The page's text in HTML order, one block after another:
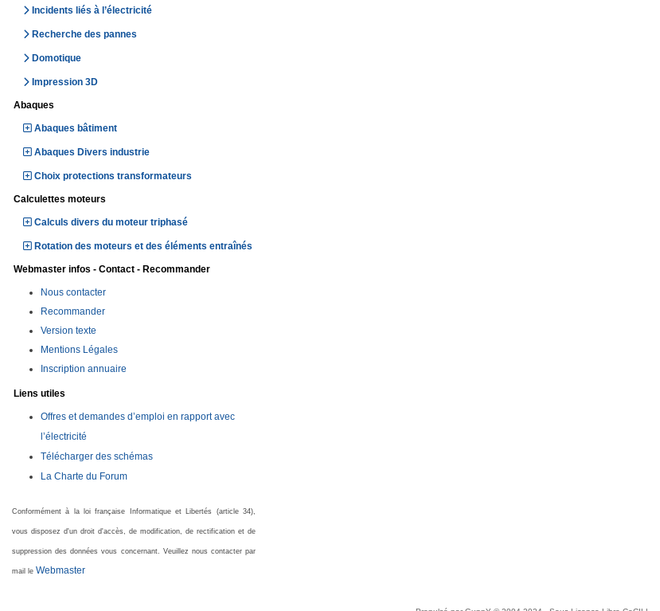
Incidents liés à l’électricité
Recherche des pannes
Domotique
Impression 3D
Abaques
Abaques bâtiment
Abaques Divers industrie
Choix protections transformateurs
Calculettes moteurs
Calculs divers du moteur triphasé
Rotation des moteurs et des éléments entraînés
Webmaster infos - Contact - Recommander
Nous contacter
Recommander
Version texte
Mentions Légales
Inscription annuaire
Liens utiles
Offres et demandes d’emploi en rapport avec
l’électricité
Télécharger des schémas
La Charte du Forum
Conformément à la loi française Informatique et Libertés (article 34),
vous disposez d'un droit d'accès, de modification, de rectification et de
suppression des données vous concernant. Veuillez nous contacter par
mail le Webmaster